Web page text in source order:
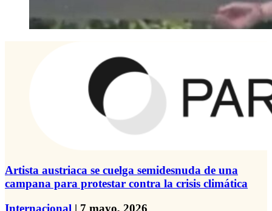
Artista austriaca se cuelga semidesnuda de una
campana para protestar contra la crisis climática
Internacional | 7 mayo, 2026